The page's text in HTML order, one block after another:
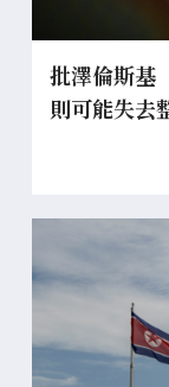
批澤倫斯基
則可能失去